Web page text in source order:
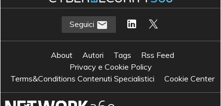
Seguici
About Autori Tags
Rss Feed
Privacy e Cookie Policy
Terms&Conditions Contenuti Specialistici
Cookie Center